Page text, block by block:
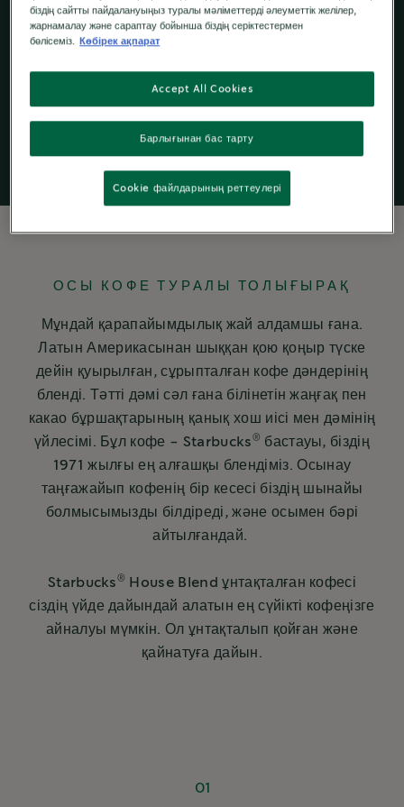
кофе
ОСЫ КОФЕ ТУРАЛЫ ТОЛЫҒЫРАҚ
Мұндай қарапайымдылық жай алдамшы ғана.
Латын Америкасынан шыққан қою қоңыр түске
дейін қуырылған, сұрыпталған кофе дәндерінің
бленді. Тәтті дәмі сәл ғана білінетін жаңғақ пен
какао бұршақтарының қанық хош иісі мен дәмінің
үйлесімі. Бұл кофе - Starbucks ® бастауы, біздің
1971 жылғы ең алғашқы блендіміз. Осынау
таңғажайып кофенің бір кесесі біздің шынайы
болмысымызды білдіреді, және осымен бәрі
айтылғандай.
Starbucks ®
House Blend ұнтақталған кофесі
сіздің үйде дайындай алатын ең сүйікті кофеңізге
айналуы мүмкін. Ол ұнтақталып қойған және
қайнатуға дайын.
01
біздің сайтты пайдалануыңыз туралы мәліметтерді әлеуметтік желілер,
жарнамалау және сараптау бойынша біздің серіктестермен
бөлісеміз.
Көбірек ақпарат
Барлығынан бас тарту
Accept All Cookies
Cookie файлдарының реттеулері